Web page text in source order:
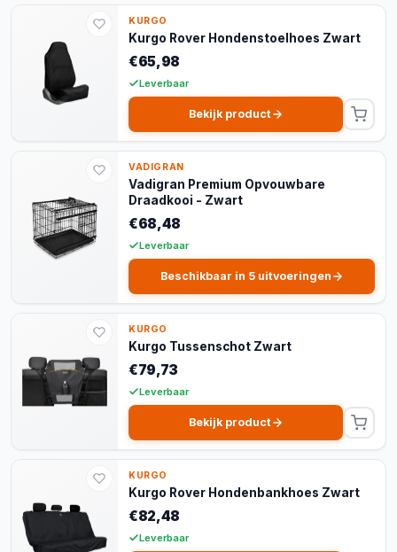
KURGO
Kurgo Rover Hondenstoelhoes Zwart
€65,98
Leverbaar
Bekijk product
VADIGRAN
Vadigran Premium Opvouwbare
Draadkooi - Zwart
€68,48
Leverbaar
Beschikbaar in 5 uitvoeringen
KURGO
Kurgo Tussenschot Zwart
€79,73
Leverbaar
Bekijk product
KURGO
Kurgo Rover Hondenbankhoes Zwart
€82,48
Leverbaar